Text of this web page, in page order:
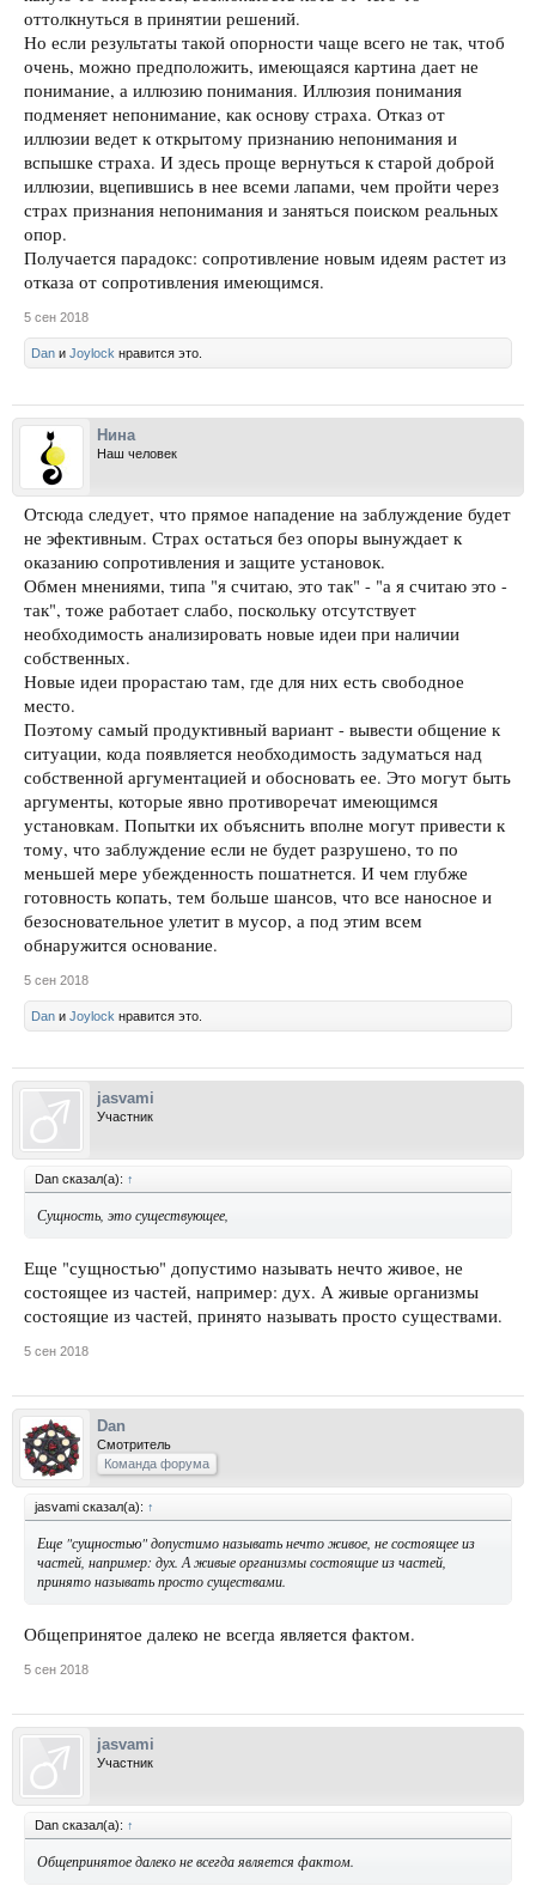
оттолкнуться в принятии решений.
Но если результаты такой опорности чаще всего не так, чтоб
очень, можно предположить, имеющаяся картина дает не
понимание, а иллюзию понимания. Иллюзия понимания
подменяет непонимание, как основу страха. Отказ от
иллюзии ведет к открытому признанию непонимания и
вспышке страха. И здесь проще вернуться к старой доброй
иллюзии, вцепившись в нее всеми лапами, чем пройти через
страх признания непонимания и заняться поиском реальных
опор.
Получается парадокс: сопротивление новым идеям растет из
отказа от сопротивления имеющимся.
5 сен 2018
Dan и Joylock нравится это.
Нина
Наш человек
Отсюда следует, что прямое нападение на заблуждение будет
не эфективным. Страх остаться без опоры вынуждает к
оказанию сопротивления и защите установок.
Обмен мнениями, типа "я считаю, это так" - "а я считаю это -
так", тоже работает слабо, поскольку отсутствует
необходимость анализировать новые идеи при наличии
собственных.
Новые идеи прорастаю там, где для них есть свободное
место.
Поэтому самый продуктивный вариант - вывести общение к
ситуации, кода появляется необходимость задуматься над
собственной аргументацией и обосновать ее. Это могут быть
аргументы, которые явно противоречат имеющимся
установкам. Попытки их объяснить вполне могут привести к
тому, что заблуждение если не будет разрушено, то по
меньшей мере убежденность пошатнется. И чем глубже
готовность копать, тем больше шансов, что все наносное и
безосновательное улетит в мусор, а под этим всем
обнаружится основание.
5 сен 2018
Dan и Joylock нравится это.
jasvami
Участник
Dan сказал(а): ↑
Сущность, это существующее,
Еще "сущностью" допустимо называть нечто живое, не
состоящее из частей, например: дух. А живые организмы
состоящие из частей, принято называть просто существами.
5 сен 2018
Dan
Смотритель
Команда форума
jasvami сказал(а): ↑
Еще "сущностью" допустимо называть нечто живое, не состоящее из
частей, например: дух. А живые организмы состоящие из частей,
принято называть просто существами.
Общепринятое далеко не всегда является фактом.
5 сен 2018
jasvami
Участник
Dan сказал(а): ↑
Общепринятое далеко не всегда является фактом.